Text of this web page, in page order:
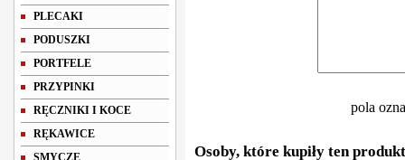
PLECAKI
PODUSZKI
PORTFELE
PRZYPINKI
RĘCZNIKI I KOCE
RĘKAWICE
SMYCZE
pola
Osoby, które kupiły ten